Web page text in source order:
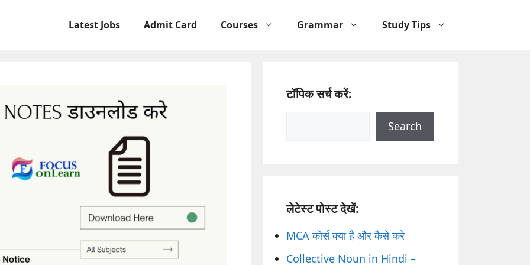
Latest Jobs Admit Card Courses Grammar Study Tips
टॉपिक सर्च करें:
Search
लेटेस्ट पोस्ट देखें:
MCA कोर्स क्या है और कैसे करे
Collective Noun in Hindi –